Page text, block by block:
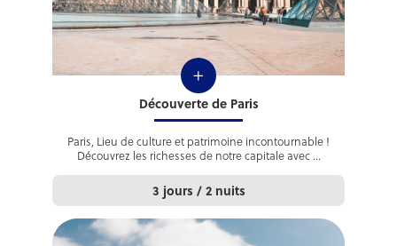
+
Découverte de Paris
Paris, Lieu de culture et patrimoine incontournable !
Découvrez les richesses de notre capitale avec ...
3 jours / 2 nuits